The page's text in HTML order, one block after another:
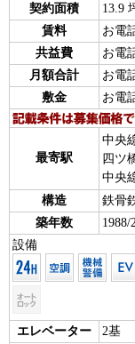
契約面積
13.9
賃料
お電
共益費
お電
月額合計
お電
敷金
お電
最寄駅
中央
四ツ
中央
構造
鉄骨
築年数
設備
エレベーター 2基